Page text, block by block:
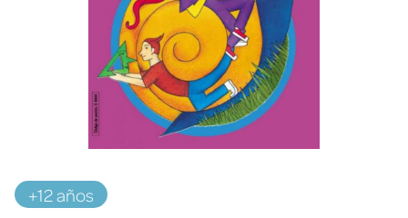
+12 años